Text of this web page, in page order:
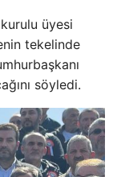
üyesi
tekelinde
söyledi.